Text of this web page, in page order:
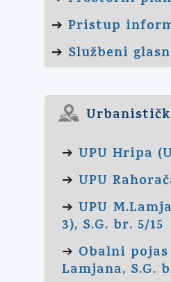
➔ Pristup
➔ Službeni
➔ UPU Hripa
➔ UPU
➔ UPU
3), S.G. br. 5/15
➔ Obalni
Lamjana, S.G.